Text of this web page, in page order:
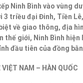
Ninh Bình vào vùng
3 triều đại Đinh, Tiền
về giao thông, địa
thế giới, Ninh Bình
đầu tiên của đồng
VIỆT NAM – HÀN QUỐC